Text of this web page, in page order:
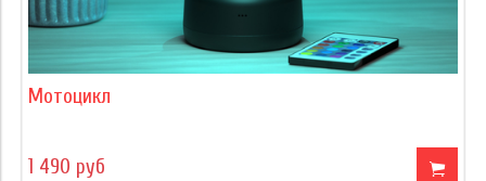
Мотоцикл
1 490 руб